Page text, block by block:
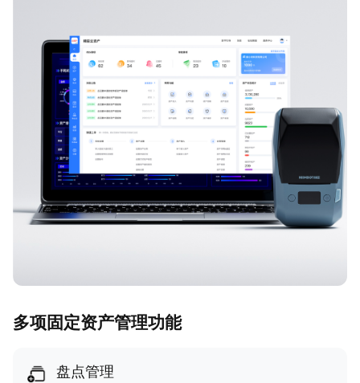
多项固定资产管理功能
盘点管理